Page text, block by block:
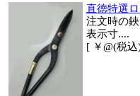
直徳特選
注文時の
表示寸....
[ ￥@(税込